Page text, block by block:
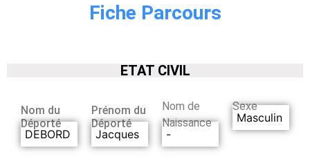
Fiche Parcours
ETAT CIVIL
Nom du
Déporté
DEBORD
Prénom du
Déporté
Jacques
Nom de
Naissance
-
Sexe
Masculin